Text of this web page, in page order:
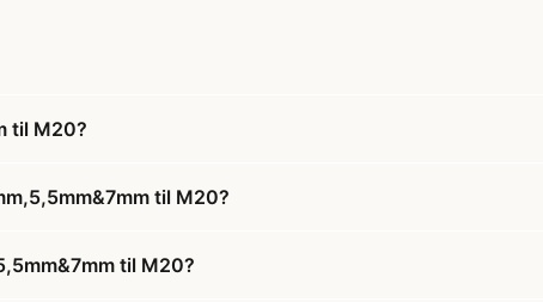
til M20?
til M20?
til M20?